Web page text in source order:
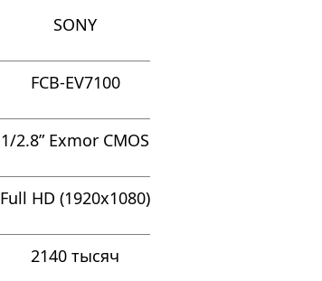
SONY
FCB-EV7100
1/2.8” Exmor CMOS
Full HD (1920x1080)
2140 тысяч